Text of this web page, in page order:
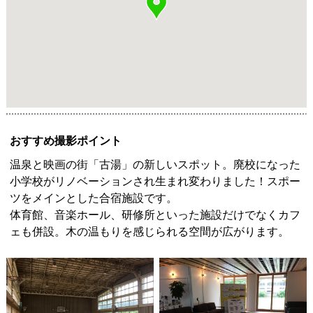
おすすめ撮影ポイント
温泉と映画の街「古湯」の新しいスポット。廃校になった
小学校がリノベーションされ生まれ変わりました！スポー
ツをメインとした合宿施設です。
体育館、音楽ホール、研修所といった施設だけでなくカフ
ェも併設。木の温もりを感じられる空間が広がります。